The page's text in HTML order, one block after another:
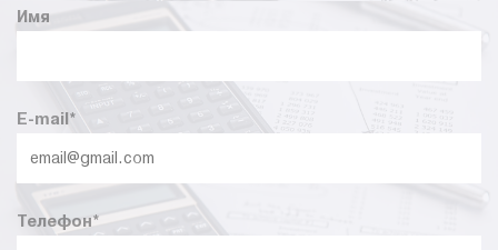
Имя
E-mail *
Телефон*